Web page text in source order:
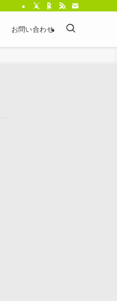
お問い合わせ